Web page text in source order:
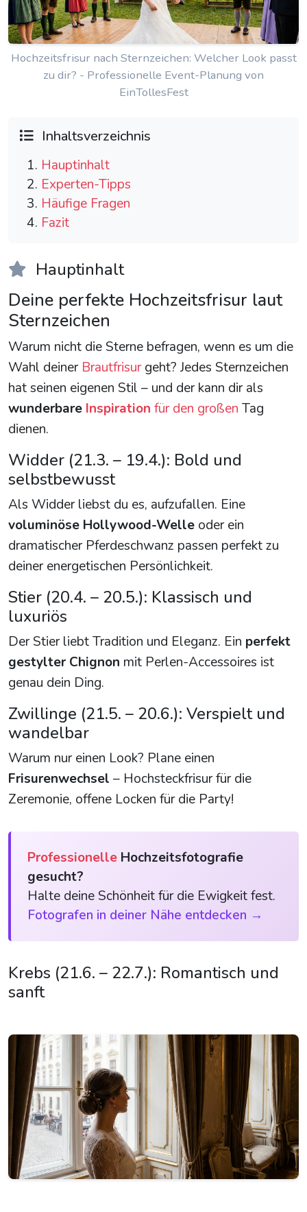
Hochzeitsfrisur nach Sternzeichen: Welcher Look passt
zu dir? - Professionelle Event-Planung von
EinTollesFest
Inhaltsverzeichnis
Hauptinhalt
Experten-Tipps
Häufige Fragen
Fazit
Hauptinhalt
Deine perfekte Hochzeitsfrisur laut
Sternzeichen
Warum nicht die Sterne befragen, wenn es um die
Wahl deiner Brautfrisurgeht? Jedes Sternzeichen
hat seinen eigenen Stil – und der kann dir als
wunderbare Inspiration für den großen Tag
dienen.
Widder (21.3. – 19.4.): Bold und
selbstbewusst
Als Widder liebst du es, aufzufallen. Eine
voluminöse Hollywood-Welle oder ein
dramatischer Pferdeschwanz passen perfekt zu
deiner energetischen Persönlichkeit.
Stier (20.4. – 20.5.): Klassisch und
luxuriös
Der Stier liebt Tradition und Eleganz. Ein perfekt
gestylter Chignon mit Perlen-Accessoires ist
genau dein Ding.
Zwillinge (21.5. – 20.6.): Verspielt und
wandelbar
Warum nur einen Look? Plane einen
Frisurenwechsel – Hochsteckfrisur für die
Zeremonie, offene Locken für die Party!
Professionelle Hochzeitsfotografie
gesucht?
Halte deine Schönheit für die Ewigkeit fest.
Fotografen in deiner Nähe entdecken →
Krebs (21.6. – 22.7.): Romantisch und
sanft